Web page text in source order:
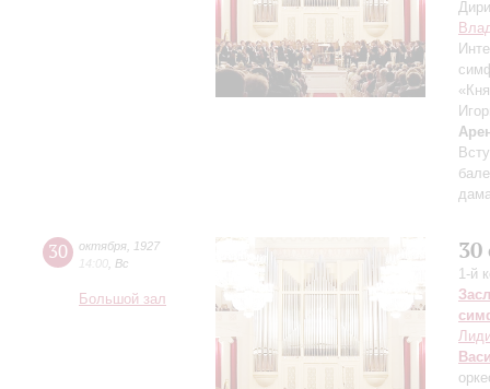
30 октября
1927
14:00 Вс
Большой зал
30
1-й